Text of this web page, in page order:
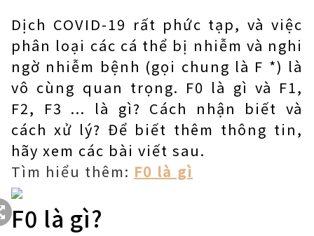
Dịch COVID-19 rất phức tạp, và việc
phân loại các cá thể bị nhiễm và nghi
ngờ nhiễm bệnh (gọi chung là F *) là
vô cùng quan trọng. F0 là gì và F1,
F2, F3 ... là gì? Cách nhận biết và
cách xử lý? Để biết thêm thông tin,
hãy xem các bài viết sau.
Tìm hiểu thêm: F0 là gì
F0 là gì?